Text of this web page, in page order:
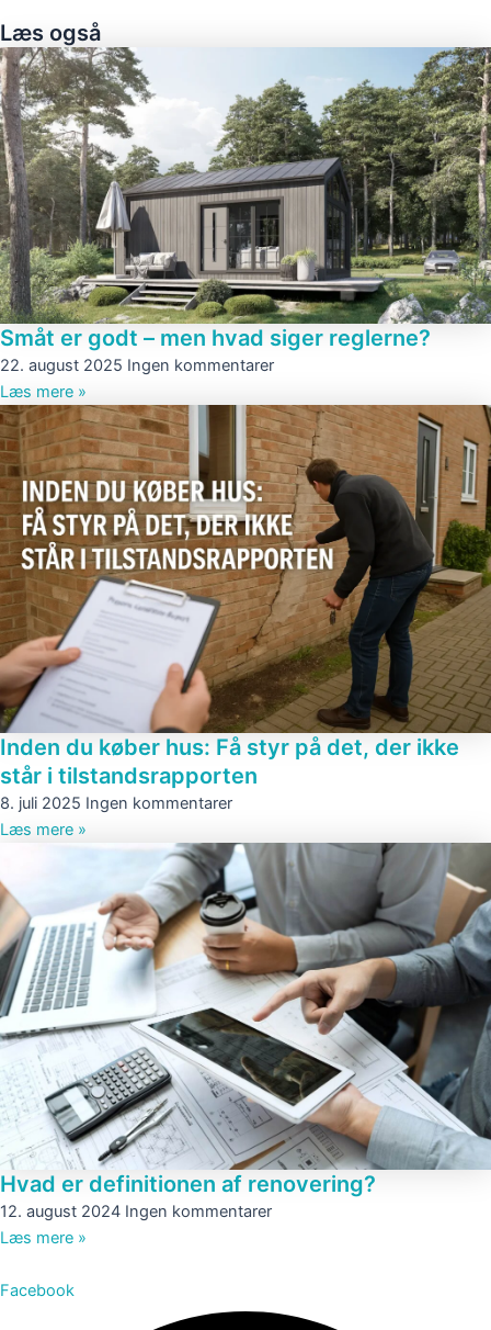
Læs også
Småt er godt – men hvad siger reglerne?
22. august 2025 Ingen kommentarer
Læs mere »
Inden du køber hus: Få styr på det, der ikke
står i tilstandsrapporten
8. juli 2025 Ingen kommentarer
Læs mere »
Hvad er definitionen af renovering?
12. august 2024 Ingen kommentarer
Læs mere »
Facebook